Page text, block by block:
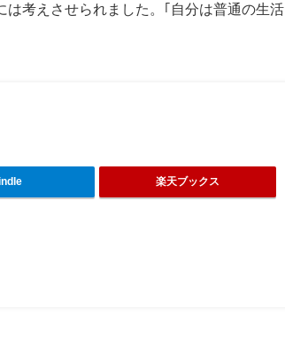
考えさせられました。｢自分は普通の生活
楽天ブックス